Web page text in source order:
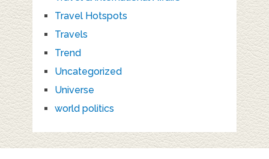
Travel Hotspots
Travels
Trend
Uncategorized
Universe
world politics